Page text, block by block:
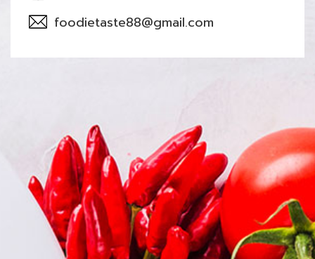
foodietaste88@gmail.com